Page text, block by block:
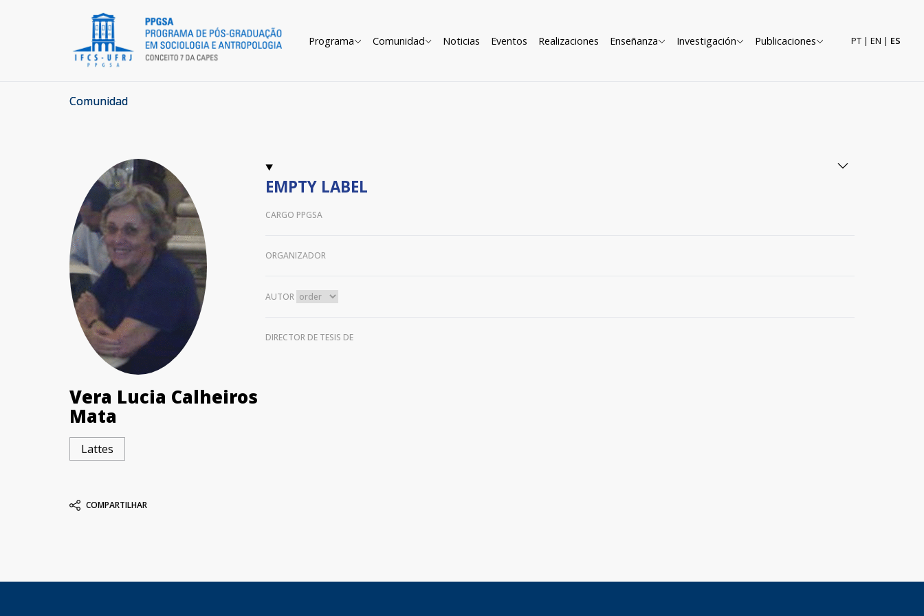
Programa Comunidad Noticias Eventos Realizaciones Enseñanza Investigación Publicaciones PT| EN | ES
Comunidad
Vera Lucia Calheiros
Mata
Lattes
COMPARTILHAR
EMPTY LABEL
CARGO PPGSA
ORGANIZADOR
AUTOR
DIRECTOR DE TESIS DE